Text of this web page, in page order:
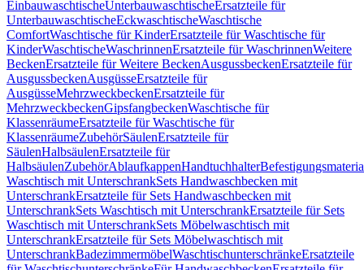
EinbauwaschtischeUnterbauwaschtischeErsatzteile für
UnterbauwaschtischeEckwaschtischeWaschtische
ComfortWaschtische für KinderErsatzteile für Waschtische für
KinderWaschtischeWaschrinnenErsatzteile für WaschrinnenWeitere
BeckenErsatzteile für Weitere BeckenAusgussbeckenErsatzteile für
AusgussbeckenAusgüsseErsatzteile für
AusgüsseMehrzweckbeckenErsatzteile für
MehrzweckbeckenGipsfangbeckenWaschtische für
KlassenräumeErsatzteile für Waschtische für
KlassenräumeZubehörSäulenErsatzteile für
SäulenHalbsäulenErsatzteile für
HalbsäulenZubehörAblaufkappenHandtuchhalter
Waschtisch mit UnterschrankSets Handwaschbecken mit
UnterschrankErsatzteile für Sets Handwaschbecken mit
UnterschrankSets Waschtisch mit UnterschrankErsatzteile für Sets
Waschtisch mit UnterschrankSets Möbelwaschtisch mit
UnterschrankErsatzteile für Sets Möbelwaschtisch mit
UnterschrankBadezimmermöbelWaschtischunterschränkeErsatzteile